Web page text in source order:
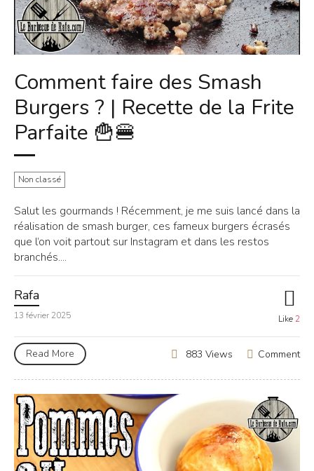
Comment faire des Smash
Burgers ? | Recette de la Frite
Parfaite 🍟🍔
Non classé
Salut les gourmands ! Récemment, je me suis lancé dans la
réalisation de smash burger, ces fameux burgers écrasés
que l’on voit partout sur Instagram et dans les restos
branchés....
Rafa
13 février 2025 Like2
Read More Comment
883 Views